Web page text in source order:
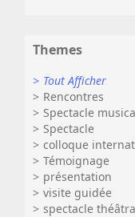
Themes
Tout Afficher
Rencontres
Spectacle
Spectacle
colloque
Témoignage
présentation
visite guidée
spectacle